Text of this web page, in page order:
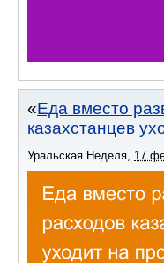
Еда вместо
казахстанцев
Уральская Неделя 17